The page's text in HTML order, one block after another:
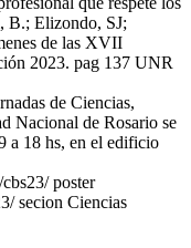
B.; Elizondo, SJ;
de las XVII
2023. pag 137 UNR
de Ciencias,
Nacional de Rosario se
a 18 hs, en el edificio
poster
secion Ciencias